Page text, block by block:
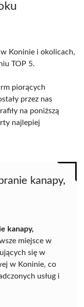
Koninie i okolicach,
TOP 5.
piorących
przez nas
na poniższą
najlepiej
kanapy,
kanapy,
miejsce w
się w
w Koninie, co
usług i